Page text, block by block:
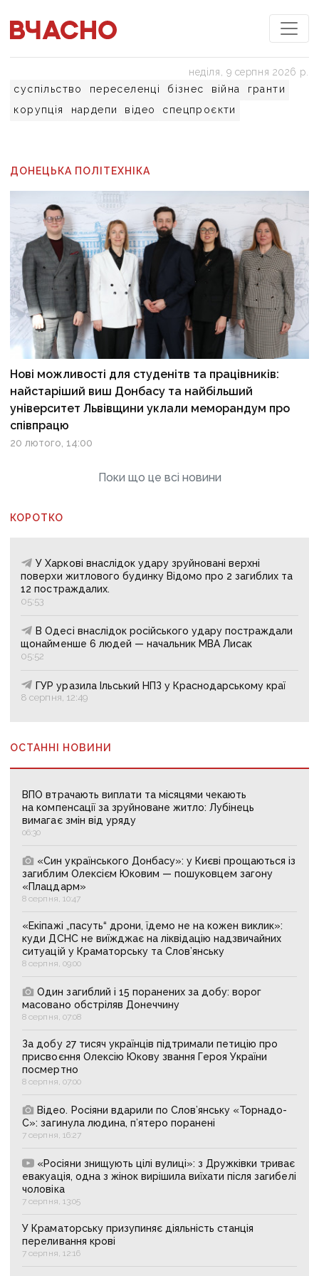
суспільство переселенці бізнес війна
гранти
корупція
нардепи відео спецпроєкти
неділя, 9 серпня 2026 р.
ДОНЕЦЬКА ПОЛІТЕХНІКА
Нові можливості для студенітв та працівників:
найстаріший виш Донбасу та найбільший
університет Львівщини уклали меморандум про
співпрацю
20 лютого, 14:00
Поки що це всі новини
КОРОТКО
У Харкові внаслідок удару зруйновані верхні
поверхи житлового будинку Відомо про 2 загиблих та
12 постраждалих.
05:53
В Одесі внаслідок російського удару постраждали
щонайменше 6 людей — начальник МВА Лисак
05:52
ГУР уразила Ільський НПЗ у Краснодарському краї
8 серпня, 12:49
ОСТАННІ НОВИНИ
ВПО втрачають виплати та місяцями чекають
на компенсації за зруйноване житло: Лубінець
вимагає змін від уряду
06:30
«Син українського Донбасу»: у Києві прощаються із
загиблим Олексієм Юковим — пошуковцем загону
«Плацдарм»
8 серпня, 10:47
«Екіпажі „пасуть“ дрони, їдемо не на кожен виклик»:
куди ДСНС не виїжджає на ліквідацію надзвичайних
ситуацій у Краматорську та Слов’янську
8 серпня, 09:00
Один загиблий і 15 поранених за добу: ворог
масовано обстріляв Донеччину
8 серпня, 07:08
За добу 27 тисяч українців підтримали петицію про
присвоєння Олексію Юкову звання Героя України
посмертно
8 серпня, 07:00
Відео. Росіяни вдарили по Слов’янську «Торнадо-
С»: загинула людина, п’ятеро поранені
7 серпня, 16:27
«Росіяни знищують цілі вулиці»: з Дружківки триває
евакуація, одна з жінок вирішила виїхати після загибелі
чоловіка
7 серпня, 13:05
У Краматорську призупиняє діяльність станція
переливання крові
7 серпня, 12:16